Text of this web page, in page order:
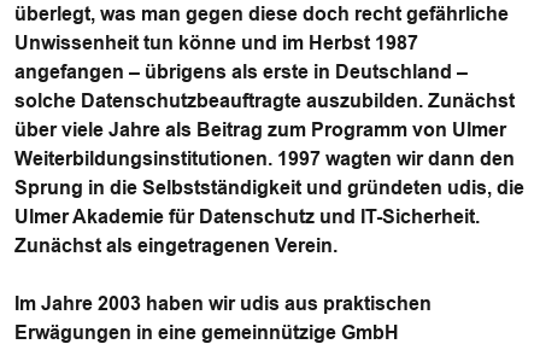
überlegt, was man gegen diese doch recht gefährliche
Unwissenheit tun könne und im Herbst 1987
angefangen – übrigens als erste in Deutschland –
solche Datenschutzbeauftragte auszubilden. Zunächst
über viele Jahre als Beitrag zum Programm von Ulmer
Weiterbildungsinstitutionen. 1997 wagten wir dann den
Sprung in die Selbstständigkeit und gründeten udis, die
Ulmer Akademie für Datenschutz und IT-Sicherheit.
Zunächst als eingetragenen Verein.
Im Jahre 2003 haben wir udis aus praktischen
Erwägungen in eine gemeinnützige GmbH